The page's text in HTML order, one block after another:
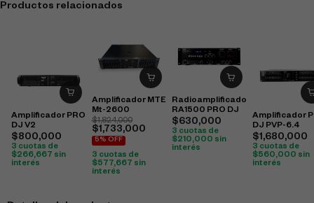
Productos relacionados
Amplificador PRO
DJ V2
$800,000
3 cuotas de
$266,667 sin
interés
Amplificador MTE
Mt-2600
$1,824,000
$1,733,000
5% OFF
3 cuotas de
$577,667 sin
interés
Radioamplificador
RA1500 PRO DJ
$630,000
3 cuotas de
$210,000 sin
interés
Amplificador
DJ PVP-6.4
$1,680,000
3 cuotas de
$560,000 sin
interés